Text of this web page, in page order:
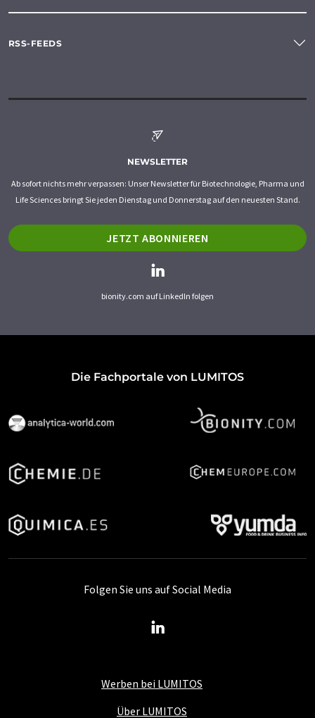
RSS-FEEDS
NEWSLETTER
Ab sofort nichts mehr verpassen: Unser Newsletter für Biotechnologie, Pharma und
Life Sciences bringt Sie jeden Dienstag und Donnerstag auf den neuesten Stand.
JETZT ABONNIEREN
bionity.com auf LinkedIn folgen
Die Fachportale von LUMITOS
Werben bei LUMITOS
Über LUMITOS
Folgen Sie uns auf Social Media